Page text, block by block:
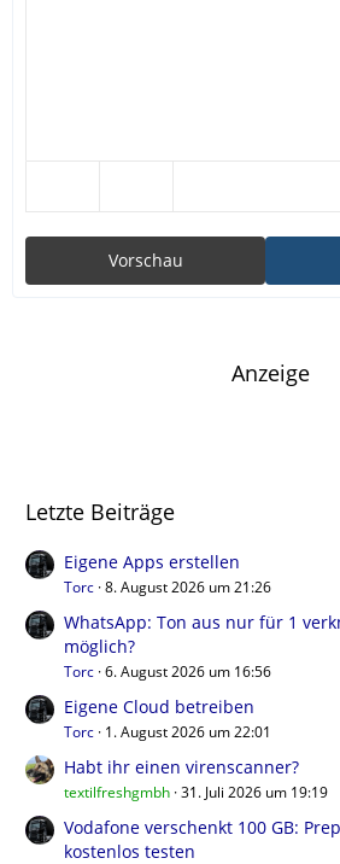
Vorschau
Anzeige
Letzte Beiträge
Eigene Apps erstellen
Torc 8. August 2026 um 21:26
WhatsApp: Ton aus nur für 1
möglich?
Torc 6. August 2026 um 16:56
Eigene Cloud betreiben
Torc 1. August 2026 um 22:01
Habt ihr einen virenscanner?
textilfreshgmbh 31. Juli 2026 um 19:19
Vodafone verschenkt 100 GB:
kostenlos testen